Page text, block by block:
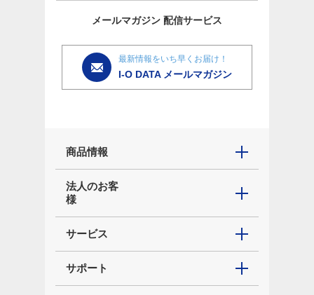
メールマガジン 配信サービス
最新情報をいち早くお届け！
I-O DATA メールマガジン
商品情報
法人のお客
様
サービス
サポート